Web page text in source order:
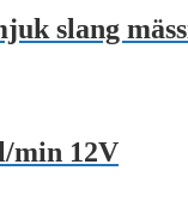
slang
min 12V